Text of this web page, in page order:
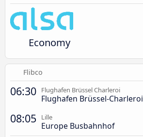
Economy
Flibco
06:30 Flughafen Brüssel Charleroi
Flughafen Brüssel-Charleroi
08:05 Lille
Europe Busbahnhof